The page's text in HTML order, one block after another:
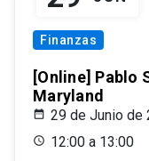
Finanzas
[Online] Pablo
Maryland
29 de Junio de
12:00 a 13:00